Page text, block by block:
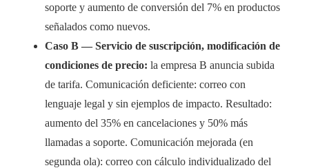
soporte y aumento de conversión del 7% en productos
señalados como nuevos.
Caso B — Servicio de suscripción, modificación de
condiciones de precio: la empresa B anuncia subida
de tarifa. Comunicación deficiente: correo con
lenguaje legal y sin ejemplos de impacto. Resultado:
aumento del 35% en cancelaciones y 50% más
llamadas a soporte. Comunicación mejorada (en
segunda ola): correo con cálculo individualizado del